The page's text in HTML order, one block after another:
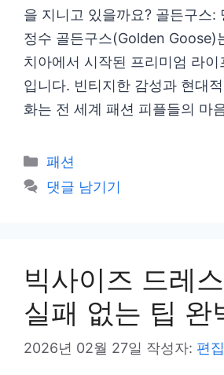
을 지니고 있을까요? 골든구스:
정수 골든구스(Golden Goose)
치아에서 시작된 프리미엄 라이
입니다. 빈티지한 감성과 현대
화는 전 세계 패션 피플들의 마
카
테
패션
댓글 남기기
빅사이즈 드레
실패 없는 팁 완
2026년 02월 27일 작성자: 편